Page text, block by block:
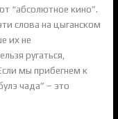
“абсолютное кино”.
слова на цыганском
их не
ругаться,
мы прибегнем к
чада” – это